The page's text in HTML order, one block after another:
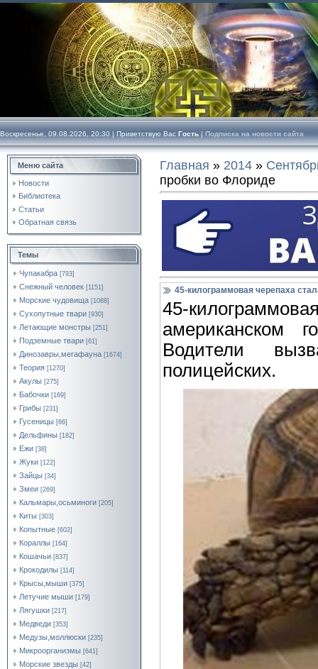
Воскресенье, 09.08.2026, 20:30 | Приветствую Вас Гость | Подписка на новости сайта
Меню сайта
Новости
Библиотека
Статьи
Обратная связь
Темы
Чупакабра [793]
Снежный человек [1151]
Морские чудовища [1088]
Сухопутные твари [930]
Летающие монстры [251]
Подземные твари [61]
Динозавры,мегафауна [1674]
Теория [1270]
Акулы [275]
Бабочки [169]
Грибы [231]
Гусеницы [66]
Дельфины [182]
Ежи [38]
Жуки [122]
Зайцы [34]
Змеи [269]
Кальмары,осьминоги [205]
Киты [303]
Копытные [602]
Кораллы [164]
Кошачьи [837]
Крокодилы [114]
Крысы,мыши [375]
Летучие мыши [179]
Лягушки [217]
Медведи [353]
Медузы,моллюски [235]
Микроорганизмы [641]
Морские звезды [42]
Главная » 2014 »
пробки во Флориде
45-килограммовая черепаха
45-
американском
Водители
полицейских.